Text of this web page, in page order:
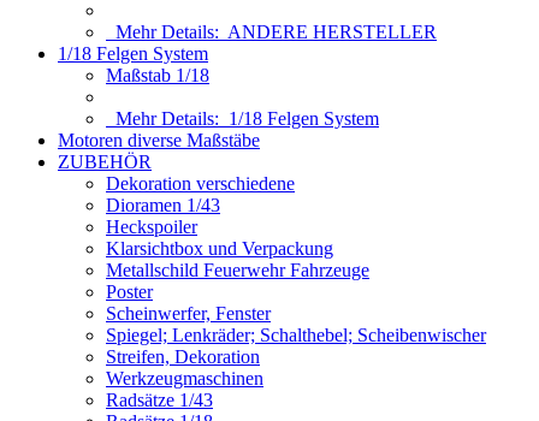
Mehr Details: ANDERE HERSTELLER
1/18 Felgen System
Maßstab 1/18
Mehr Details: 1/18 Felgen System
Motoren diverse Maßstäbe
ZUBEHÖR
Dekoration verschiedene
Dioramen 1/43
Heckspoiler
Klarsichtbox und Verpackung
Metallschild Feuerwehr Fahrzeuge
Poster
Scheinwerfer, Fenster
Spiegel; Lenkräder; Schalthebel; Scheibenwischer
Streifen, Dekoration
Werkzeugmaschinen
Radsätze 1/43